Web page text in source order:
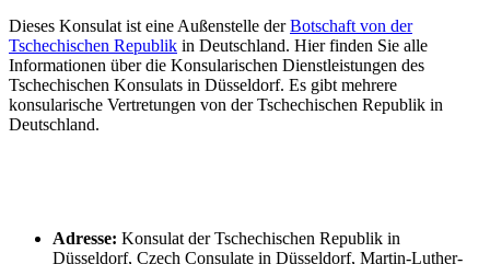
Dieses Konsulat ist eine Außenstelle derBotschaft von der
Tschechischen Republik in Deutschland. Hier finden Sie alle
Informationen über die Konsularischen Dienstleistungen des
Tschechischen Konsulats in Düsseldorf. Es gibt mehrere
konsularische Vertretungen von der Tschechischen Republik in
Deutschland.
Adresse: Konsulat der Tschechischen Republik in
Düsseldorf, Czech Consulate in Düsseldorf, Martin-Luther-